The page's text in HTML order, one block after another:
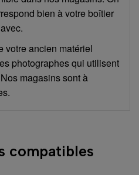
bien à votre boîtier
votre ancien matériel
photographes qui utilisent
magasins sont à
compatibles